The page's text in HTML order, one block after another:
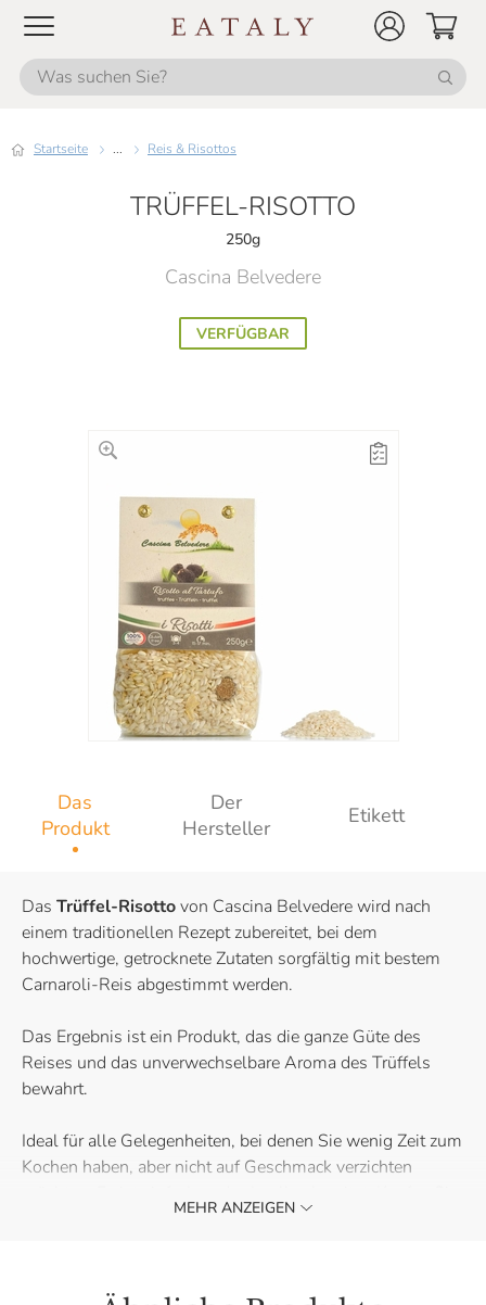
Startseite ... Reis & Risottos
TRÜFFEL-RISOTTO
250g
Cascina Belvedere
VERFÜGBAR
Das
Produkt
Der
Hersteller
Etikett
Das Trüffel-Risottovon Cascina Belvedere wird nach
einem traditionellen Rezept zubereitet, bei dem
hochwertige, getrocknete Zutaten sorgfältig mit bestem
Carnaroli-Reis abgestimmt werden.
Das Ergebnis ist ein Produkt, das die ganze Güte des
Reises und das unverwechselbare Aroma des Trüffels
bewahrt.
Ideal für alle Gelegenheiten, bei denen Sie wenig Zeit zum
Kochen haben, aber nicht auf Geschmack verzichten
es jetzt und genießen Sie ein Gourmet-Risotto in nur
MEHR ANZEIGEN